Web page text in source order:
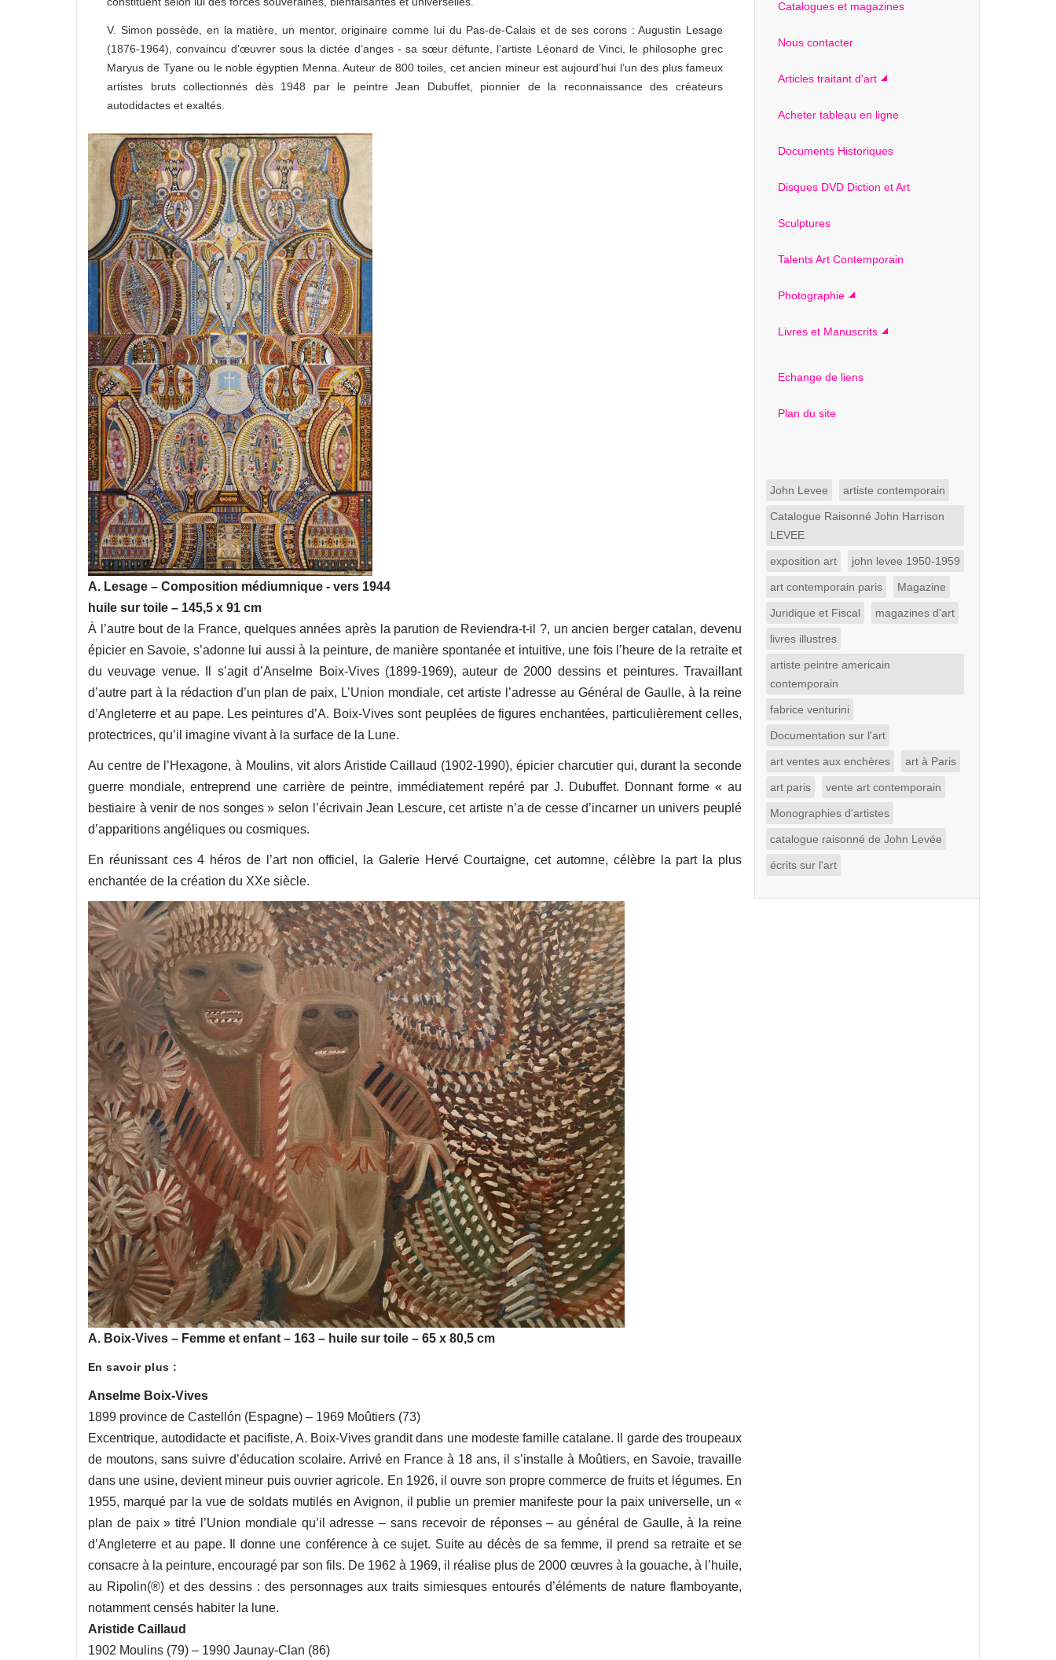
V. Simon possède, en la matière, un mentor, originaire comme lui du Pas-de-Calais et de ses corons : Augustin Lesage
(1876-1964), convaincu d’œuvrer sous la dictée d’anges - sa sœur défunte, l’artiste Léonard de Vinci, le philosophe grec
Maryus de Tyane ou le noble égyptien Menna. Auteur de 800 toiles, cet ancien mineur est aujourd’hui l’un des plus fameux
artistes bruts collectionnés dès 1948 par le peintre Jean Dubuffet, pionnier de la reconnaissance des créateurs
autodidactes et exaltés.
A. Lesage – Composition médiumnique - vers 1944
huile sur toile – 145,5 x 91 cm
À l’autre bout de la France, quelques années après la parution de Reviendra-t-il ?, un ancien berger catalan, devenu
épicier en Savoie, s’adonne lui aussi à la peinture, de manière spontanée et intuitive, une fois l’heure de la retraite et
du veuvage venue. Il s’agit d’Anselme Boix-Vives (1899-1969), auteur de 2000 dessins et peintures. Travaillant
d’autre part à la rédaction d’un plan de paix, L’Union mondiale, cet artiste l’adresse au Général de Gaulle, à la reine
d’Angleterre et au pape. Les peintures d’A. Boix-Vives sont peuplées de figures enchantées, particulièrement celles,
protectrices, qu’il imagine vivant à la surface de la Lune.
Au centre de l’Hexagone, à Moulins, vit alors Aristide Caillaud (1902-1990), épicier charcutier qui, durant la seconde
guerre mondiale, entreprend une carrière de peintre, immédiatement repéré par J. Dubuffet. Donnant forme « au
bestiaire à venir de nos songes » selon l’écrivain Jean Lescure, cet artiste n’a de cesse d’incarner un univers peuplé
d’apparitions angéliques ou cosmiques.
En réunissant ces 4 héros de l’art non officiel, la Galerie Hervé Courtaigne, cet automne, célèbre la part la plus
enchantée de la création du XXe siècle.
A. Boix-Vives – Femme et enfant – 163 – huile sur toile – 65 x 80,5 cm
En savoir plus :
Anselme Boix-Vives
1899 province de Castellón (Espagne) – 1969 Moûtiers (73)
Excentrique, autodidacte et pacifiste, A. Boix-Vives grandit dans une modeste famille catalane. Il garde des troupeaux
de moutons, sans suivre d’éducation scolaire. Arrivé en France à 18 ans, il s’installe à Moûtiers, en Savoie, travaille
dans une usine, devient mineur puis ouvrier agricole. En 1926, il ouvre son propre commerce de fruits et légumes. En
1955, marqué par la vue de soldats mutilés en Avignon, il publie un premier manifeste pour la paix universelle, un «
plan de paix » titré l’Union mondiale qu’il adresse – sans recevoir de réponses – au général de Gaulle, à la reine
d’Angleterre et au pape. Il donne une conférence à ce sujet. Suite au décès de sa femme, il prend sa retraite et se
consacre à la peinture, encouragé par son fils. De 1962 à 1969, il réalise plus de 2000 œuvres à la gouache, à l’huile,
au Ripolin(®) et des dessins : des personnages aux traits simiesques entourés d’éléments de nature flamboyante,
notamment censés habiter la lune.
Aristide Caillaud
1902 Moulins (79) – 1990 Jaunay-Clan (86)
Catalogues et magazines
Nous contacter
Articles traitant d'art
Acheter tableau en ligne
Documents Historiques
Disques DVD Diction et Art
Sculptures
Talents Art Contemporain
Photographie
Livres et Manuscrits
Echange de liens
Plan du site
John Levee artiste contemporain
Catalogue Raisonné John Harrison
LEVEE
exposition art john levee 1950-1959
art contemporain paris Magazine
Juridique et Fiscal magazines d'art
livres illustres
artiste peintre americain
contemporain
fabrice venturini
Documentation sur l'art
art ventes aux enchères art à Paris
art paris vente art contemporain
Monographies d'artistes
catalogue raisonné de John Levée
écrits sur l'art